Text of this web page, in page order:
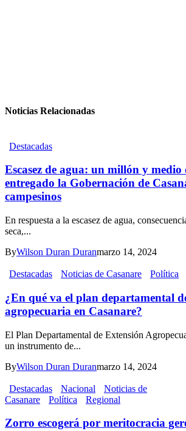
Noticias Relacionadas
Destacadas
Escasez de agua: un millón y
entregado la Gobernación de
campesinos
En respuesta a la escasez de agua,
seca,...
ByWilson Duran Duranmarzo 14, 2024
Destacadas Noticias de Casanare Política
¿En qué va el plan departamental
agropecuaria en Casanare?
El Plan Departamental de Extensión
un instrumento de...
ByWilson Duran Duranmarzo 14, 2024
Destacadas Nacional
Noticias de
Casanare
Política Regional
Zorro escogerá por meritocracia